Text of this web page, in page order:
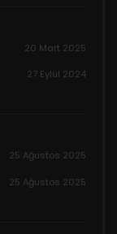
20 Mart 2025
27 Eylül 2024
25 Ağustos 2025
25 Ağustos 2025